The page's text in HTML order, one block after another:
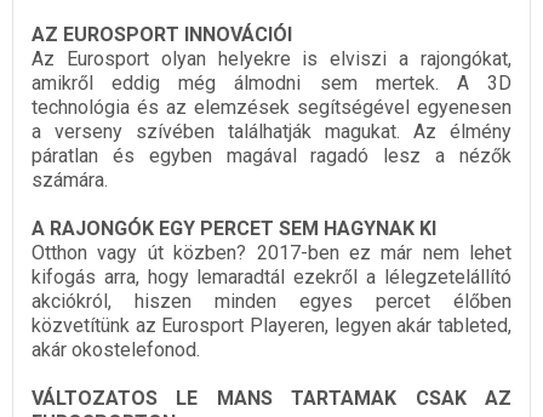
AZ EUROSPORT INNOVÁCIÓI
Az Eurosport olyan helyekre is elviszi a rajongókat,
amikről eddig még álmodni sem mertek. A 3D
technológia és az elemzések segítségével egyenesen
a verseny szívében találhatják magukat. Az élmény
páratlan és egyben magával ragadó lesz a nézők
számára.
A RAJONGÓK EGY PERCET SEM HAGYNAK KI
Otthon vagy út közben? 2017-ben ez már nem lehet
kifogás arra, hogy lemaradtál ezekről a lélegzetelállító
akciókról, hiszen minden egyes percet élőben
közvetítünk az Eurosport Playeren, legyen akár tableted,
akár okostelefonod.
VÁLTOZATOS LE MANS TARTAMAK CSAK AZ